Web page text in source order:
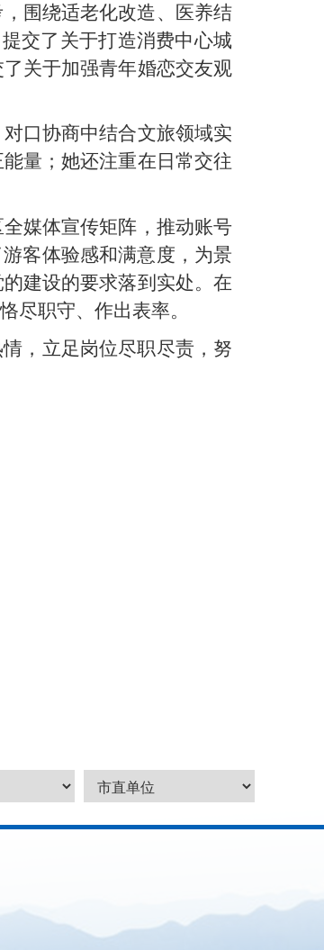
围绕适老化改造、医养结
交了关于打造消费中心城
关于加强青年婚恋交友观
口协商中结合文旅领域实
量；她还注重在日常交往
媒体宣传矩阵，推动账号
客体验感和满意度，为景
建设的要求落到实处。在
尽职守、作出表率。
，立足岗位尽职尽责，努